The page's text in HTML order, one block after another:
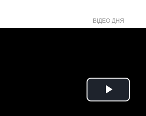
ВІДЕО ДНЯ
Play